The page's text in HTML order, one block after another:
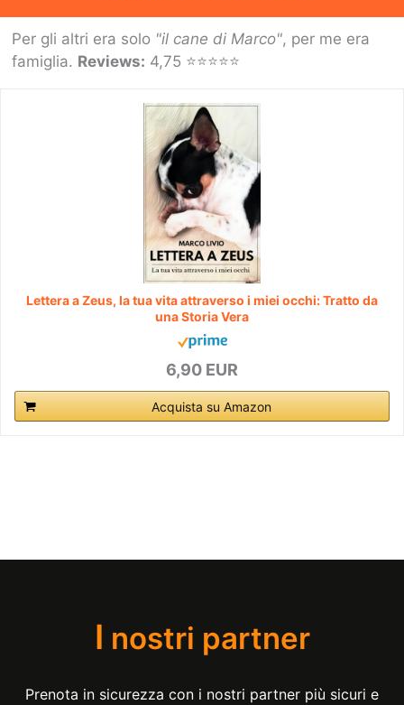
Per gli altri era solo "il cane di Marco", per me era
famiglia. Reviews: 4,75 ⭐⭐⭐⭐⭐
Lettera a Zeus, la tua vita attraverso i miei occhi: Tratto da
una Storia Vera
6,90 EUR
Acquista su Amazon
I nostri partner
Prenota in sicurezza con i nostri partner più sicuri e